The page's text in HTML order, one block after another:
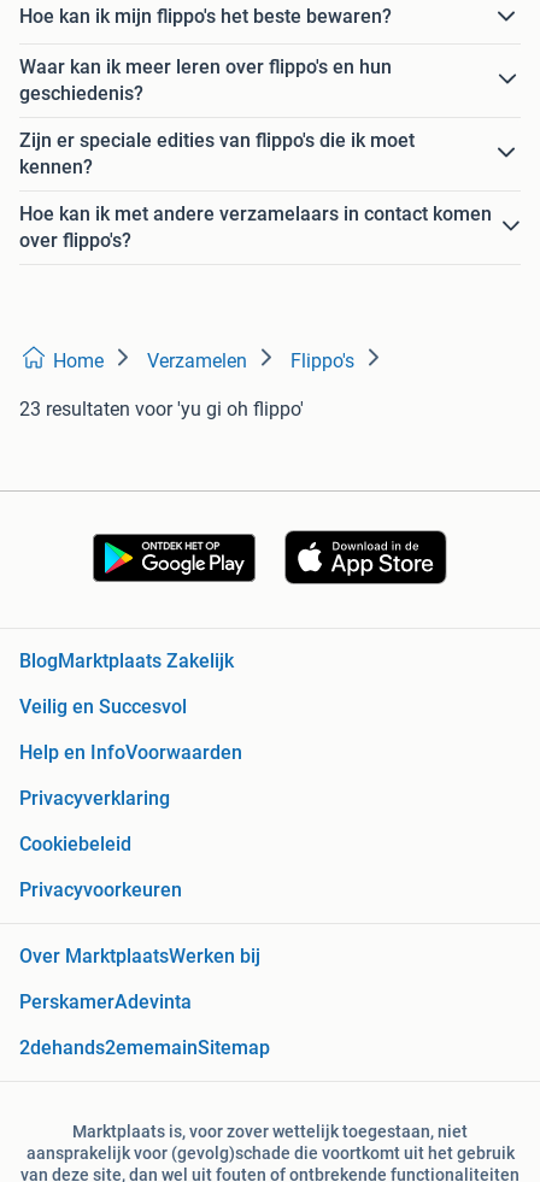
Hoe kan ik mijn flippo's het beste bewaren?
Waar kan ik meer leren over flippo's en hun
geschiedenis?
Zijn er speciale edities van flippo's die ik moet
kennen?
Hoe kan ik met andere verzamelaars in contact komen
over flippo's?
Home Verzamelen Flippo's
23 resultaten voor 'yu gi oh flippo'
BlogMarktplaats Zakelijk
Veilig en Succesvol
Help en InfoVoorwaarden
Privacyverklaring
Cookiebeleid
Privacyvoorkeuren
Over MarktplaatsWerken bij
PerskamerAdevinta
2dehands2ememainSitemap
Marktplaats is, voor zover wettelijk toegestaan, niet
aansprakelijk voor (gevolg)schade die voortkomt uit het gebruik
van deze site, dan wel uit fouten of ontbrekende functionaliteiten